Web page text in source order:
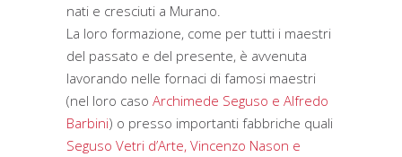
nati e cresciuti a Murano.
La loro formazione, come per tutti i maestri
del passato e del presente, è avvenuta
lavorando nelle fornaci di famosi maestri
(nel loro caso Archimede Seguso e Alfredo
Barbini) o presso importanti fabbriche quali
Seguso Vetri d’Arte, Vincenzo Nason e